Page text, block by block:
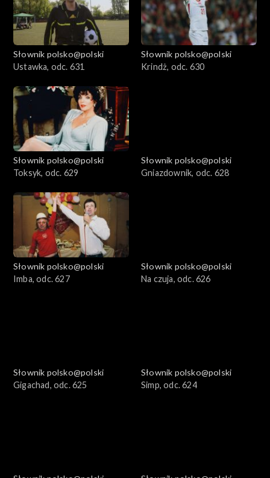
Słownik polsko@polski
Ustawka, odc. 631
Słownik polsko@polski
Krindż, odc. 630
Słownik polsko@polski
Toksyk, odc. 629
Słownik polsko@polski
Gniazdownik, odc. 628
Słownik polsko@polski
Imba, odc. 627
Słownik polsko@polski
Na czuja, odc. 626
Słownik polsko@polski
Gigachad, odc. 625
Słownik polsko@polski
Simp, odc. 624